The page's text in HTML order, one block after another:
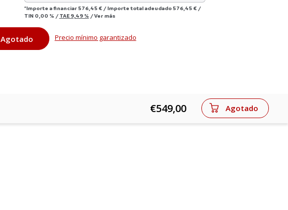
*Importe a financiar 576,45 € / Importe total adeudado 576,45 €/
TIN 0,00 % / TAE 9,49 % /Ver más
Agotado Precio mínimo garantizado
€549,00 Agotado